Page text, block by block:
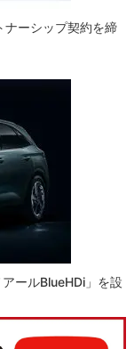
ナーシップ契約を締
ールBlueHDi」を設